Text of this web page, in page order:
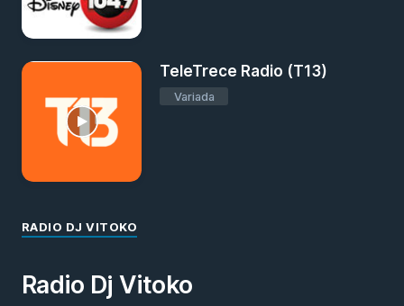
TeleTrece Radio (T13)
Variada
RADIO DJ VITOKO
Radio Dj Vitoko